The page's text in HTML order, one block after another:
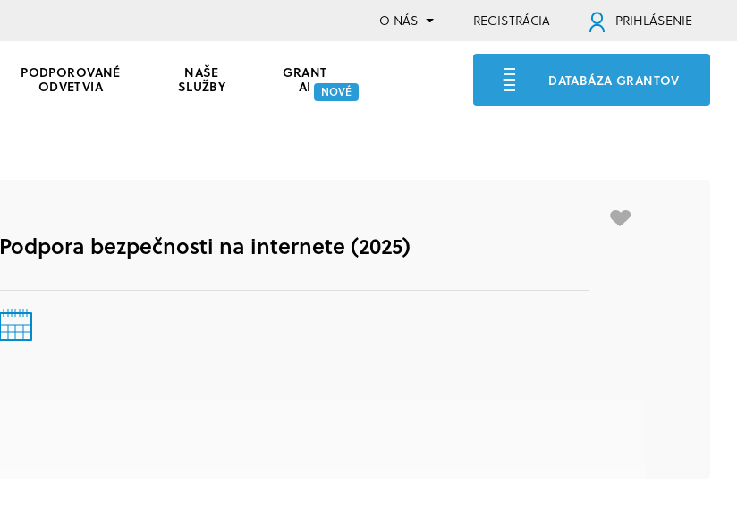
O NÁS REGISTRÁCIA PRIHLÁSENIE
PODPOROVANÉ
ODVETVIA
NAŠE
SLUŽBY
GRANT
AI NOVÉ
DATABÁZA GRANTOV
Podpora bezpečnosti na internete (2025)